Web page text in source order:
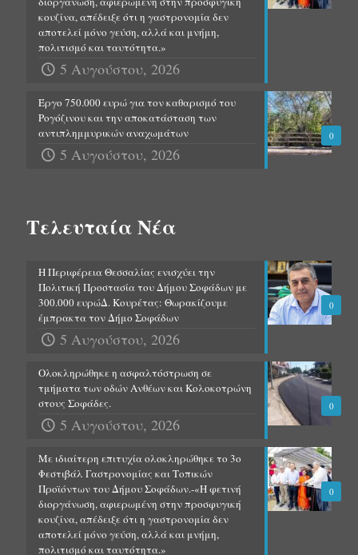
κουζίνα, απέδειξε ότι η γαστρονομία δεν
αποτελεί μόνο γεύση, αλλά και μνήμη,
πολιτισμό και ταυτότητα.»
5 Αυγούστου, 2026
0
Έργο 750.000 ευρώ για τον καθαρισμό του
Ρογόζινου και την αποκατάσταση των
αντιπλημμυρικών αναχωμάτων
5 Αυγούστου, 2026
Τελευταία Νέα
0
Η Περιφέρεια Θεσσαλίας ενισχύει την
Πολιτική Προστασία του Δήμου Σοφάδων με
300.000 ευρώΔ. Κουρέτας: Θωρακίζουμε
έμπρακτα τον Δήμο Σοφάδων
5 Αυγούστου, 2026
0
Ολοκληρώθηκε η ασφαλτόστρωση σε
τμήματα των οδών Ανθέων και Κολοκοτρώνη
στους Σοφάδες.
5 Αυγούστου, 2026
0
Με ιδιαίτερη επιτυχία ολοκληρώθηκε το 3ο
Φεστιβάλ Γαστρονομίας και Τοπικών
Προϊόντων του Δήμου Σοφάδων.-«Η φετινή
διοργάνωση, αφιερωμένη στην προσφυγική
κουζίνα, απέδειξε ότι η γαστρονομία δεν
αποτελεί μόνο γεύση, αλλά και μνήμη,
πολιτισμό και ταυτότητα.»